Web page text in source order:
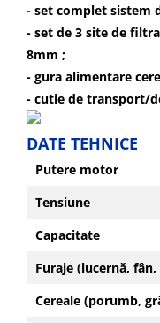
Biciclete
Scuter
Tocatoare resturi
Despicatoare de lemne
Granulatoare de furaje
- set complet sistem
- set de 3 site de
8mm ;
- gura alimentare
- cutie de transport/
DATE TEHNICE
Putere motor
Tensiune
Capacitate
Furaje (lucernă, fân,
Cereale (porumb,